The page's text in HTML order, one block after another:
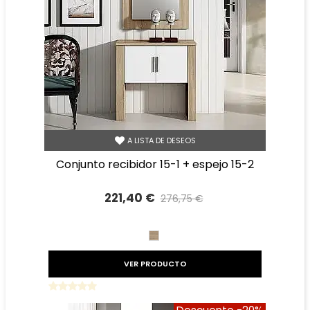
A LISTA DE DESEOS
conjunto recibidor 15-1 + espejo 15-2
221,40 € 276,75 €
CAMBRIAN
VER PRODUCTO